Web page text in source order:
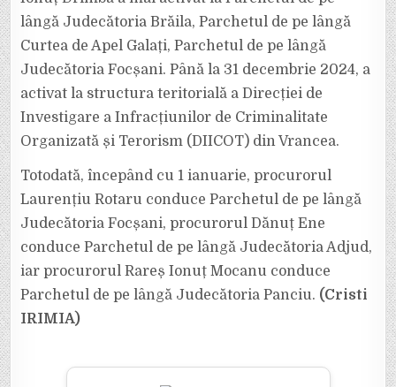
lângă Judecătoria Brăila, Parchetul de pe lângă
Curtea de Apel Galați, Parchetul de pe lângă
Judecătoria Focșani. Până la 31 decembrie 2024, a
activat la structura teritorială a Direcției de
Investigare a Infracțiunilor de Criminalitate
Organizată și Terorism (DIICOT) din Vrancea.
Totodată, începând cu 1 ianuarie, procurorul
Laurențiu Rotaru conduce Parchetul de pe lângă
Judecătoria Focșani, procurorul Dănuț Ene
conduce Parchetul de pe lângă Judecătoria Adjud,
iar procurorul Rareș Ionuț Mocanu conduce
Parchetul de pe lângă Judecătoria Panciu. (Cristi
IRIMIA)